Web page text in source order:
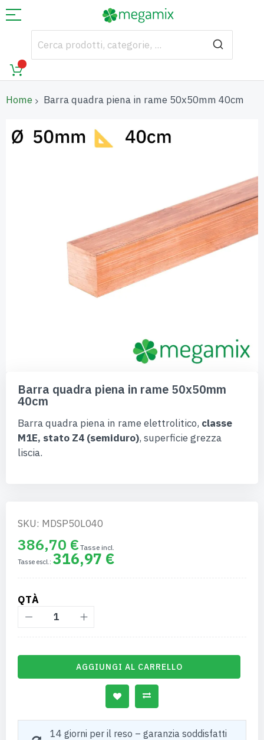
Home Barra quadra piena in rame 50x50mm 40cm
alla
fine
all'inizio
della
galleria
immagini
Barra quadra piena in rame 50x50mm
40cm
Barra quadra piena in rame elettrolitico, classe
M1E, stato Z4 (semiduro), superficie grezza
liscia.
SKU: MDSP50L040
386,70 €
316,97 €
QTÀ
AGGIUNGI AL CARRELLO
14 giorni per il reso – garanzia soddisfatti